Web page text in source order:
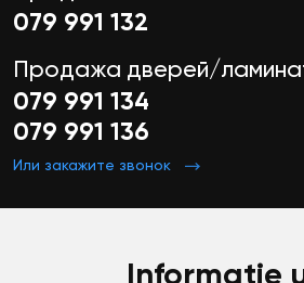
079 991 132
Продажа дверей/
079 991 134
079 991 136
Или закажите звонок
Informație